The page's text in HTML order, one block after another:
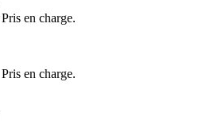
Pris en charge.
Pris en charge.